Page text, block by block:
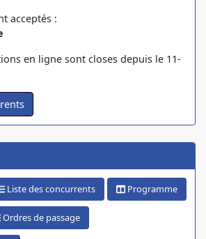
acceptés :
en ligne sont closes depuis le 11-
Liste des concurrents Programme
Ordres de passage